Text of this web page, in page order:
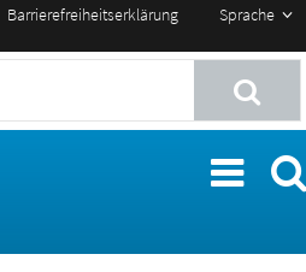
Sprache
Barrierefreiheitserklärung